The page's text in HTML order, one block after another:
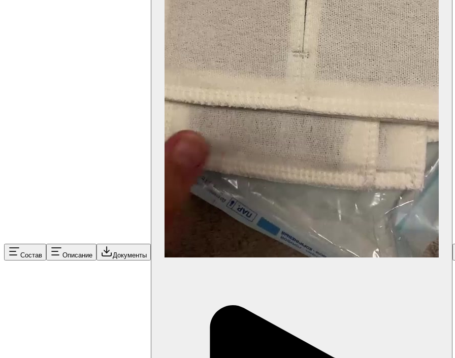
Состав Описание Документы